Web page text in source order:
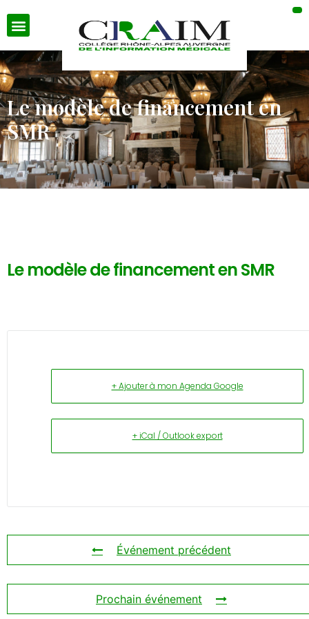
Le modèle de financement en
SMR
Le modèle de financement en SMR
+ Ajouter à mon Agenda Google
+ iCal / Outlook export
Événement précédent
Prochain événement